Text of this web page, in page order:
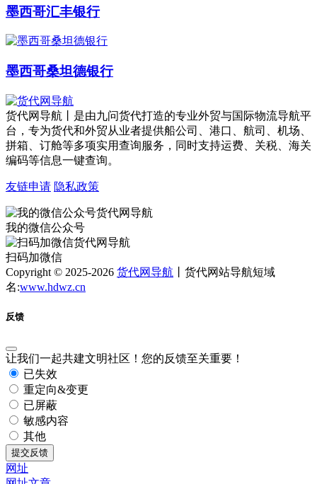
墨西哥汇丰银行
墨西哥桑坦德银行
货代网导航丨是由九问货代打造的专业外贸与国际物流导航平
台，专为货代和外贸从业者提供船公司、港口、航司、机场、
拼箱、订舱等多项实用查询服务，同时支持运费、关税、海关
编码等信息一键查询。
友链申请 隐私政策
我的微信公众号
扫码加微信
Copyright © 2025-2026 货代网导航 丨货代网站导航短域
名:www.hdwz.cn
反馈
让我们一起共建文明社区！您的反馈至关重要！
已失效
重定向&变更
已屏蔽
敏感内容
其他
提交反馈
网址